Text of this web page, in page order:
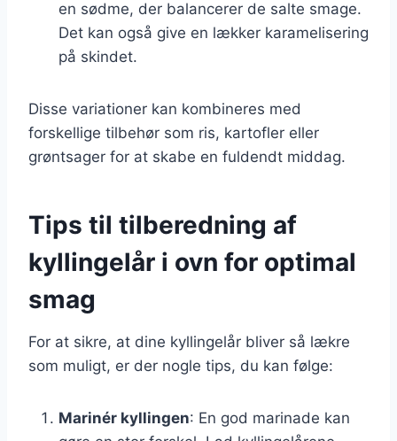
en sødme, der balancerer de salte smage.
Det kan også give en lækker karamelisering
på skindet.
Disse variationer kan kombineres med
forskellige tilbehør som ris, kartofler eller
grøntsager for at skabe en fuldendt middag.
Tips til tilberedning af
kyllingelår i ovn for optimal
smag
For at sikre, at dine kyllingelår bliver så lækre
som muligt, er der nogle tips, du kan følge:
Marinér kyllingen: En god marinade kan